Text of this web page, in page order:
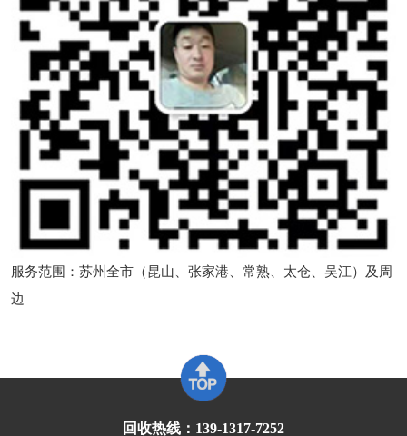
服务范围：苏州全市（昆山、张家港、常熟、太仓、吴江）及周
边
回收热线：139-1317-7252